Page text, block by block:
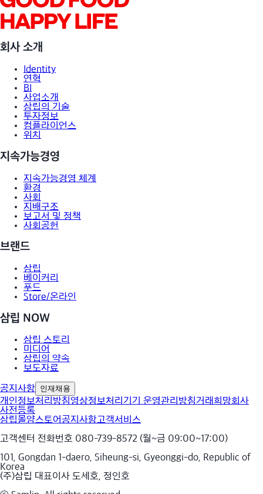
회사 소개
Identity
연혁
BI
사업소개
삼립의 기술
투자정보
컴플라이언스
위치
지속가능경영
지속가능경영 체계
환경
사회
지배구조
보고서 및 정책
사회공헌
브랜드
삼립
베이커리
푸드
Store/온라인
삼립 NOW
삼립 스토리
미디어
삼립의 약속
보도자료
공지사항 인재채용
개인정보처리방침영상정보처리기기 운영관리방침거래희망회사
사전등록
삼립몰얌스토어공지사항고객서비스
고객센터 전화번호 080-739-8572 (월~금 09:00~17:00)
101, Gongdan 1-daero, Siheung-si, Gyeonggi-do, Republic of
Korea
(주)삼립 대표이사 도세호, 정인호